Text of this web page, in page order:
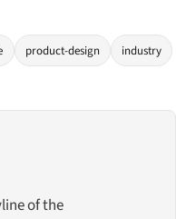
product-design industry
of the